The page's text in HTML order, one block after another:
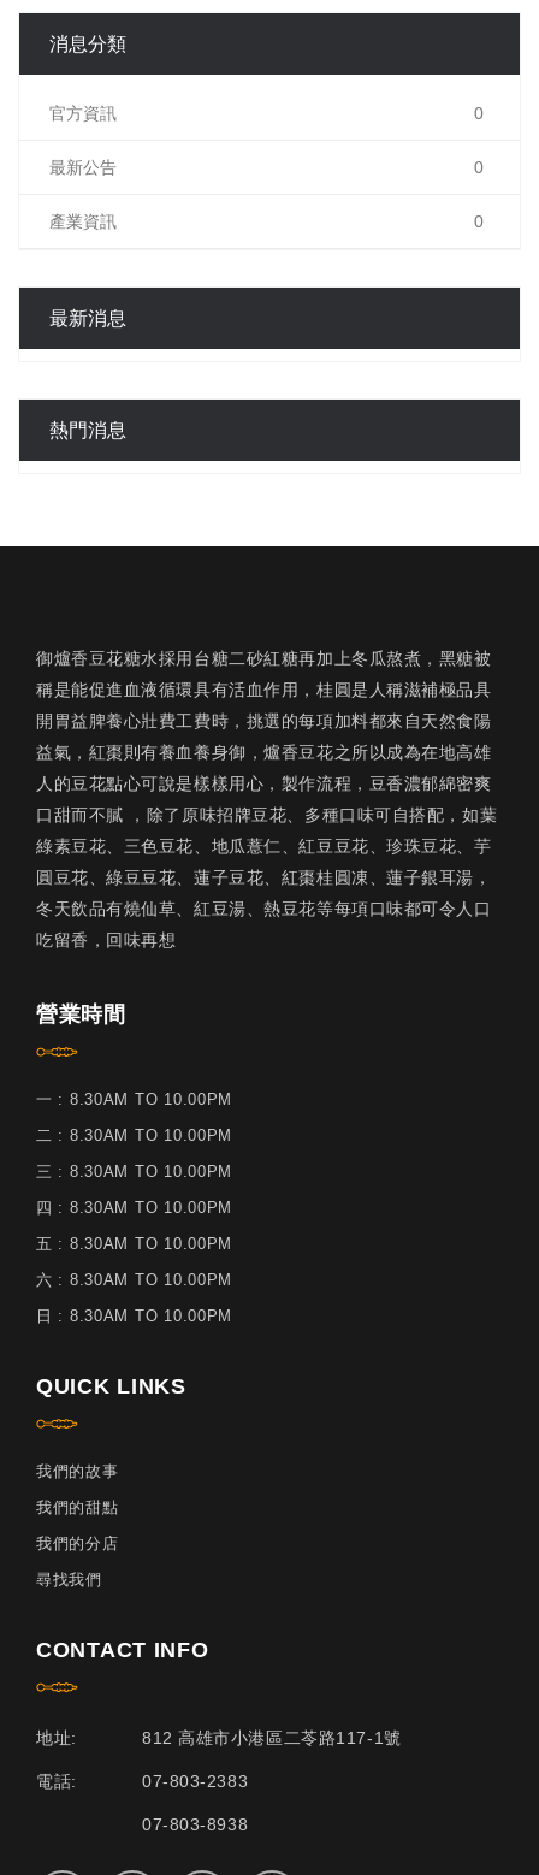
消息分類
官方資訊 0
最新公告 0
產業資訊 0
最新消息
熱門消息
御爐香豆花糖水採用台糖二砂紅糖再加上冬瓜熬煮，黑糖被
稱是能促進血液循環具有活血作用，桂圓是人稱滋補極品具
開胃益脾養心壯費工費時，挑選的每項加料都來自天然食陽
益氣，紅棗則有養血養身御，爐香豆花之所以成為在地高雄
人的豆花點心可說是樣樣用心，製作流程，豆香濃郁綿密爽
口甜而不膩 ，除了原味招牌豆花、多種口味可自搭配，如葉
綠素豆花、三色豆花、地瓜薏仁、紅豆豆花、珍珠豆花、芋
圓豆花、綠豆豆花、蓮子豆花、紅棗桂圓凍、蓮子銀耳湯，
冬天飲品有燒仙草、紅豆湯、熱豆花等每項口味都可令人口
吃留香，回味再想
營業時間
一 : 8.30AM TO 10.00PM
二 : 8.30AM TO 10.00PM
三 : 8.30AM TO 10.00PM
四 : 8.30AM TO 10.00PM
五 : 8.30AM TO 10.00PM
六 : 8.30AM TO 10.00PM
日 : 8.30AM TO 10.00PM
QUICK LINKS
我們的故事
我們的甜點
我們的分店
尋找我們
CONTACT INFO
地址: 812 高雄市小港區二苓路117-1號
電話: 07-803-2383
07-803-8938